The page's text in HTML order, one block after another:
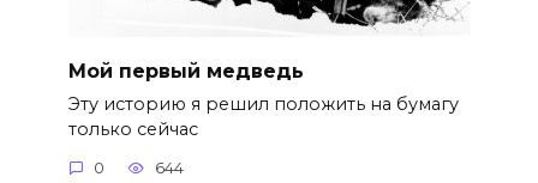
Мой первый медведь
Эту историю я решил положить на бумагу
только сейчас
0 644